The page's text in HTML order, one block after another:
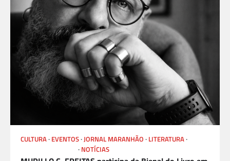
CULTURA EVENTOS JORNAL MARANHÃO LITERATURA
NOTÍCIAS